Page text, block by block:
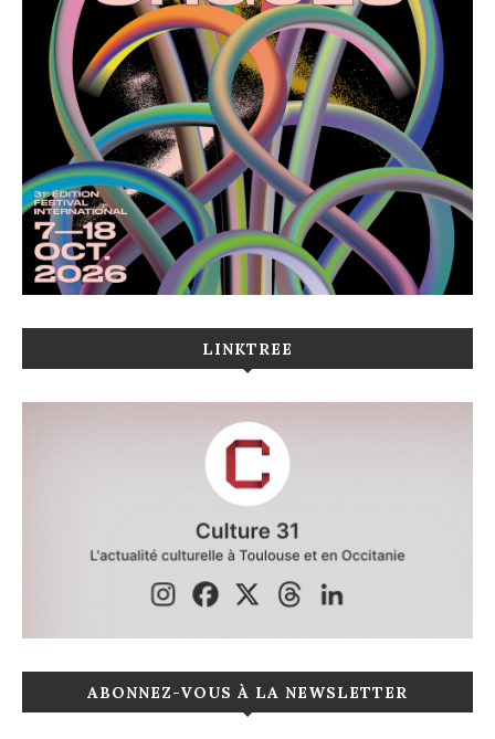
LINKTREE
ABONNEZ-VOUS À LA NEWSLETTER